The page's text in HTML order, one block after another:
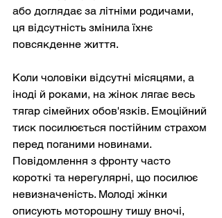
або доглядає за літніми родичами,
ця відсутність змінила їхнє
повсякденне життя.
Коли чоловіки відсутні місяцями, а
іноді й роками, на жінок лягає весь
тягар сімейних обов'язків. Емоційний
тиск посилюється постійним страхом
перед поганими новинами.
Повідомлення з фронту часто
короткі та нерегулярні, що посилює
невизначеність. Молоді жінки
описують моторошну тишу вночі,